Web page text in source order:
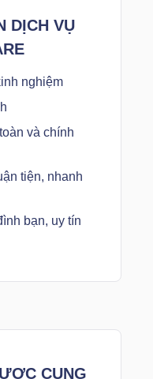
DỊCH VỤ
nghiệm
và chính
tiện, nhanh
bạn, uy tín
CUNG